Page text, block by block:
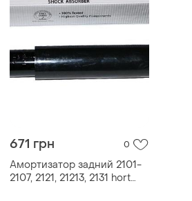
671 грн 0
Амортизатор задний 2101-
2107, 2121, 21213, 2131 hort